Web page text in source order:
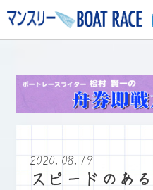
2020.08.19
スピードのあ